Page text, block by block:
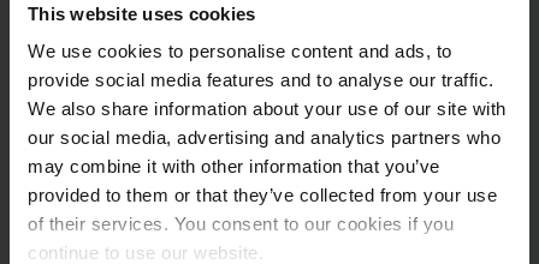
This website uses cookies
We use cookies to personalise content and ads, to
provide social media features and to analyse our traffic.
We also share information about your use of our site with
our social media, advertising and analytics partners who
may combine it with other information that you’ve
provided to them or that they’ve collected from your use
of their services. You consent to our cookies if you
continue to use our website.
défaillances. Ces outils utilisent des
réel
Détecter les anomaliesavant qu’elles ne
deviennent des incidents,
Automatiser lesalertes de sécurité
Planifier lesinterventions de maintenance
préventive